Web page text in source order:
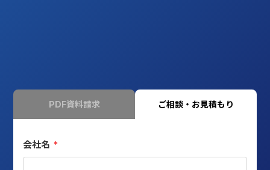
PDF資料請求 ご相談・お見積もり
会社名 *